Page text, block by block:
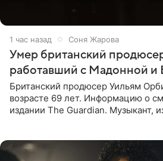
1 час назад Соня Жарова
Умер британский
работавший с Мадонной и
Британский продюсер Уильям
возрасте 69 лет. Информацию о
издании The Guardian. Музыкант,